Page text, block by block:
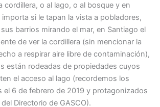
cordillera, o al lago, o al bosque y en
si le tapan la vista a pobladores,
barrios mirando el mar, en Santiago el
de ver la cordillera (sin mencionar la
a respirar aire libre de contaminación),
están rodeadas de propiedades cuyos
el acceso al lago (recordemos los
el 6 de febrero de 2019 y protagonizados
Directorio de GASCO).